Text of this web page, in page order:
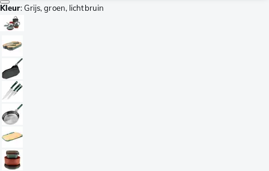
Kleur:Grijs, groen, lichtbruin